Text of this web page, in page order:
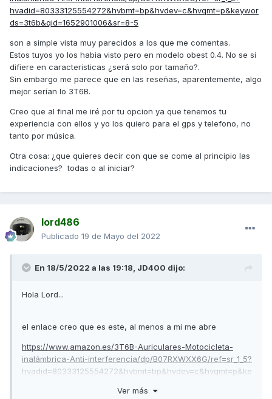
hvadid=80333125554272&hvbmt=bp&hvdev=c&hvqmt=p&keywor
ds=3t6b&qid=1652901006&sr=8-5
son a simple vista muy parecidos a los que me comentas.
Estos tuyos yo los habia visto pero en modelo obest 0.4. No se si
difiere en caracteristicas ¿será solo por tamaño?.
Sin embargo me parece que en las reseñas, aparentemente, algo
mejor serían lo 3T6B.
Creo que al final me iré por tu opcion ya que tenemos tu
experiencia con ellos y yo los quiero para el gps y telefono, no
tanto por música.
Otra cosa: ¿que quieres decir con que se come al principio las
indicaciones? todas o al iniciar?
lord486
Publicado 19 de Mayo del 2022
En 18/5/2022 a las 19:18, JD400 dijo:
Hola Lord...
el enlace creo que es este, al menos a mi me abre
https://www.amazon.es/3T6B-Auriculares-Motocicleta-
inalámbrica-Anti-interferencia/dp/B07RXWXX6G/ref=sr_1_5?
hvadid=80333125554272&hvbmt=bp&hvdev=c&hvqmt=p&ke
Ver más